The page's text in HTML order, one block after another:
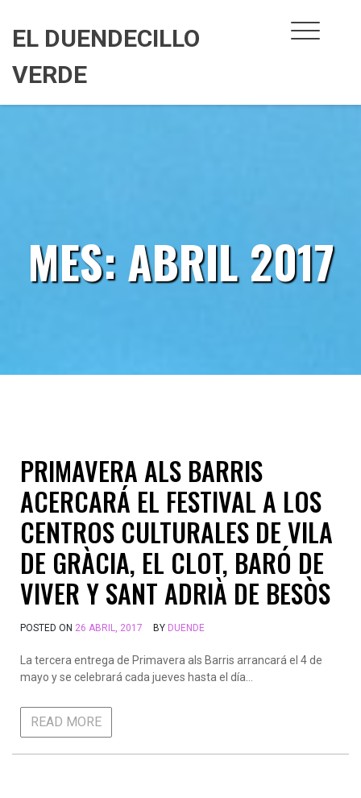
content
EL DUENDECILLO
VERDE
MES:ABRIL 2017
PRIMAVERA ALS BARRIS
ACERCARÁ EL FESTIVAL A LOS
CENTROS CULTURALES DE VILA
DE GRÀCIA, EL CLOT, BARÓ DE
VIVER Y SANT ADRIÀ DE BESÒS
POSTED ON 26 ABRIL, 2017 BY DUENDE
La tercera entrega de Primavera als Barris arrancará el 4 de
mayo y se celebrará cada jueves hasta el día…
READ MORE